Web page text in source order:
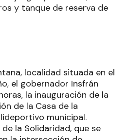
y tanque de reserva de
localidad situada en el
el gobernador Insfrán
la inauguración de la
de la Casa de la
municipal.
la Solidaridad, que se